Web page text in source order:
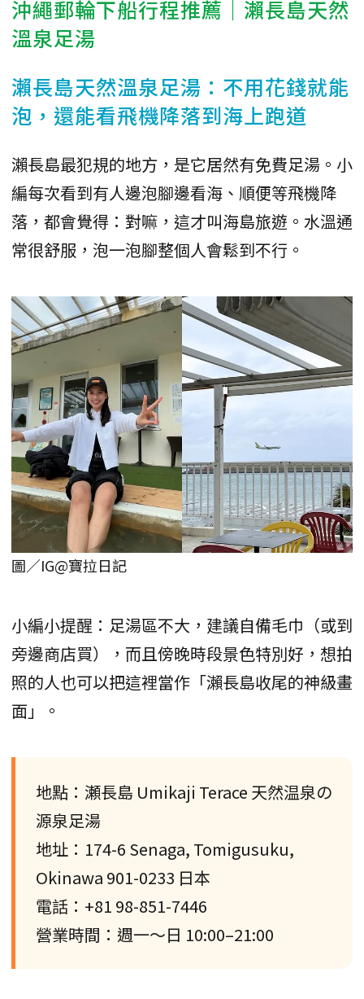
沖繩郵輪下船行程推薦｜瀨長島天然
溫泉足湯
瀨長島天然溫泉足湯：不用花錢就能
泡，還能看飛機降落到海上跑道
瀨長島最犯規的地方，是它居然有免費足湯。小
編每次看到有人邊泡腳邊看海、順便等飛機降
落，都會覺得：對嘛，這才叫海島旅遊。水溫通
常很舒服，泡一泡腳整個人會鬆到不行。
圖／IG@寶拉日記
小編小提醒：足湯區不大，建議自備毛巾（或到
旁邊商店買），而且傍晚時段景色特別好，想拍
照的人也可以把這裡當作「瀨長島收尾的神級畫
面」。
地點：瀬長島 Umikaji Terace 天然温泉の
源泉足湯
地址：174-6 Senaga, Tomigusuku,
Okinawa 901-0233 日本
電話：+81 98-851-7446
營業時間：週一～日 10:00–21:00